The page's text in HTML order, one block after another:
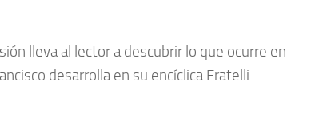
lleva al lector a descubrir lo que ocurre en
desarrolla en su encíclica Fratelli